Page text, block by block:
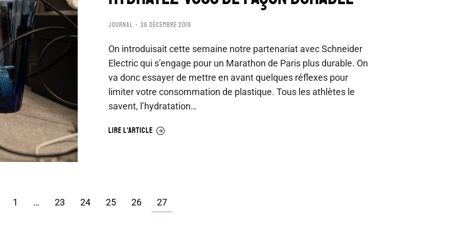
JOURNAL 26 DÉCEMBRE 2019
On introduisait cette semaine notre partenariat avec Schneider
Electric qui s’engage pour un Marathon de Paris plus durable. On
va donc essayer de mettre en avant quelques réflexes pour
limiter votre consommation de plastique. Tous les athlètes le
savent, l’hydratation…
LIRE L'ARTICLE
1 … 23 24 25 26 27